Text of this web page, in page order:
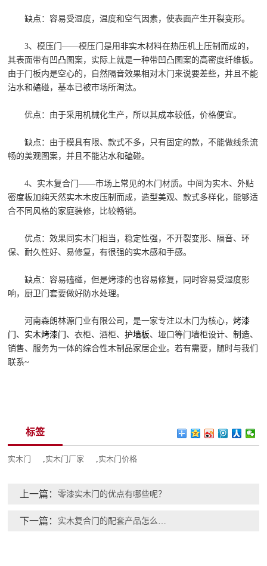
缺点：容易受湿度，温度和空气因素，使表面产生开裂变形。
3、模压门——模压门是用非实木材料在热压机上压制而成的，
其表面带有凹凸图案，实际上就是一种带凹凸图案的高密度纤维板。
由于门板内是空心的，自然隔音效果相对木门来说要差些，并且不能
沾水和磕碰，基本已被市场所淘汰。
优点：由于采用机械化生产，所以其成本较低，价格便宜。
缺点：由于模具有限、款式不多，只有固定的款，不能做线条流
畅的美观图案，并且不能沾水和磕碰。
4、实木复合门——市场上常见的木门材质。中间为实木、外贴
密度板加纯天然实木木皮压制而成，造型美观、款式多样化，能够适
合不同风格的家庭装修，比较畅销。
优点：效果同实木门相当，稳定性强，不开裂变形、隔音、环
保、耐久性好、易修复，有很强的实木感和手感。
缺点：容易磕碰，但是烤漆的也容易修复，同时容易受湿度影
响，厨卫门套要做好防水处理。
河南森朗林源门业有限公司，是一家专注以木门为核心，烤漆
门 、 实木烤漆门 、衣柜、酒柜、护墙板、垭口等门墙柜设计、制造、
销售、服务为一体的综合性木制品家居企业。若有需要，随时与我们
联系~
标签
实木门 ,实木门厂家 ,实木门价格
上一篇：零漆实木门的优点有哪些呢？
下一篇： 实木复合门的配套产品怎么选择呢？